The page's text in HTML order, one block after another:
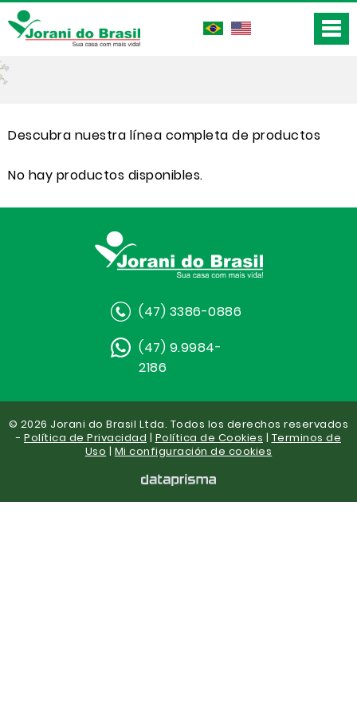
Descubra nuestra línea completa de productos
No hay productos disponibles.
(47) 3386-0886
(47) 9.9984-
2186
© 2026 Jorani do Brasil Ltda. Todos los derechos reservados
- Política de Privacidad | Política de Cookies | Terminos de
Uso | Mi configuración de cookies